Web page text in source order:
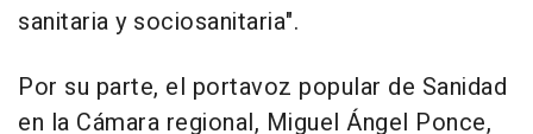
sanitaria y sociosanitaria".
Por su parte, el portavoz popular de Sanidad
en la Cámara regional, Miguel Ángel Ponce,